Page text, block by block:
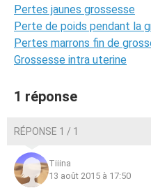
Pertes jaunes grossesse
Perte de poids pendant la
Pertes marrons fin de
Grossesse intra uterine
1 réponse
RÉPONSE 1 / 1
Tiiina
13 août 2015 à 17:50